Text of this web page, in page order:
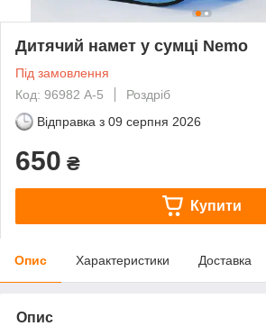
Дитячий намет у сумці Nemo
Під замовлення
Код: 96982 А-5
Роздріб
Відправка з 09 серпня 2026
650 ₴
Купити
Опис Характеристики Доставка
Опис